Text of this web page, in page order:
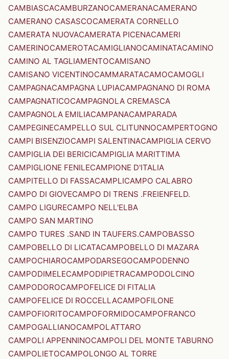
CAMBIASCACAMBURZANOCAMERANACAMERANO
CAMERANO CASASCOCAMERATA CORNELLO
CAMERATA NUOVACAMERATA PICENACAMERI
CAMERINOCAMEROTACAMIGLIANOCAMINATACAMINO
CAMINO AL TAGLIAMENTOCAMISANO
CAMISANO VICENTINOCAMMARATACAMOCAMOGLI
CAMPAGNACAMPAGNA LUPIACAMPAGNANO DI ROMA
CAMPAGNATICOCAMPAGNOLA CREMASCA
CAMPAGNOLA EMILIACAMPANACAMPARADA
CAMPEGINECAMPELLO SUL CLITUNNOCAMPERTOGNO
CAMPI BISENZIOCAMPI SALENTINACAMPIGLIA CERVO
CAMPIGLIA DEI BERICICAMPIGLIA MARITTIMA
CAMPIGLIONE FENILECAMPIONE D'ITALIA
CAMPITELLO DI FASSACAMPLICAMPO CALABRO
CAMPO DI GIOVECAMPO DI TRENS .FREIENFELD.
CAMPO LIGURECAMPO NELL'ELBA
CAMPO SAN MARTINO
CAMPO TURES .SAND IN TAUFERS.CAMPOBASSO
CAMPOBELLO DI LICATACAMPOBELLO DI MAZARA
CAMPOCHIAROCAMPODARSEGOCAMPODENNO
CAMPODIMELECAMPODIPIETRACAMPODOLCINO
CAMPODOROCAMPOFELICE DI FITALIA
CAMPOFELICE DI ROCCELLACAMPOFILONE
CAMPOFIORITOCAMPOFORMIDOCAMPOFRANCO
CAMPOGALLIANOCAMPOLATTARO
CAMPOLI APPENNINOCAMPOLI DEL MONTE TABURNO
CAMPOLIETOCAMPOLONGO AL TORRE